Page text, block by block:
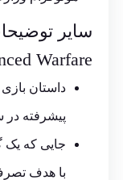
Warfare
داستان
پیشرفته در سال 2054
جایی که یک
با هدف